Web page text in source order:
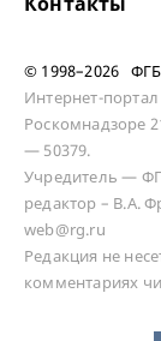
© 1998–2026
Интернет-
Роскомнадзоре
— 50379.
Учредитель —
редактор – В.А.
web@rg.ru
Редакция не
комментариях